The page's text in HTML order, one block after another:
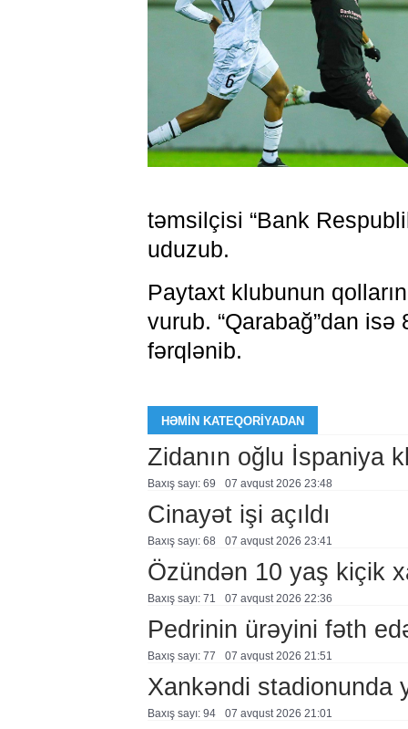
təmsilçisi “Bank
uduzub.
Paytaxt klubunun
vurub. “Qarabağ”dan isə
fərqlənib.
HƏMIN KATEQORIYADAN
Zidanın oğlu İspaniya
Baxış sayı: 69 07 avqust 2026 23:48
Cinayət işi açıldı
Baxış sayı: 68 07 avqust 2026 23:41
Özündən 10 yaş kiçik
Baxış sayı: 71 07 avqust 2026 22:36
Pedrinin ürəyini fəth
Baxış sayı: 77 07 avqust 2026 21:51
Xankəndi stadionunda
Baxış sayı: 94 07 avqust 2026 21:01